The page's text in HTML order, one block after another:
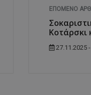
ΕΠΌΜΕΝΟ
Κοτάρσκι
27.11.2025